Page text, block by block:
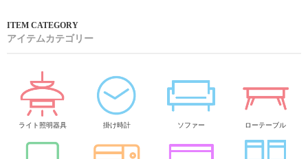
アイテムカテゴリー
ライト照明器具 掛け時計 ソファー ローテーブル